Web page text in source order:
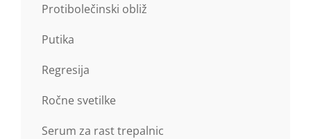
Protibolečinski obliž
Putika
Regresija
Ročne svetilke
Serum za rast trepalnic